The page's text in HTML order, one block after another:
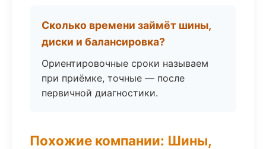
Сколько времени займёт шины,
диски и балансировка?
Ориентировочные сроки называем
при приёмке, точные — после
первичной диагностики.
Похожие компании: Шины,